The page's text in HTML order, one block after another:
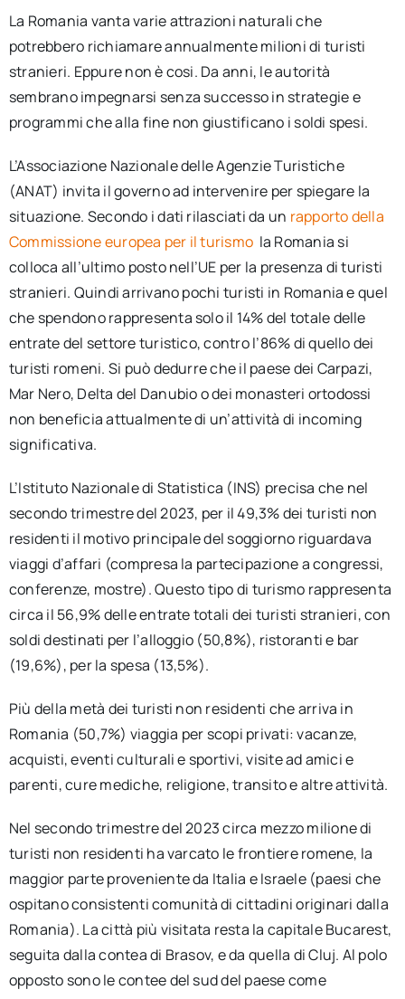
La Romania vanta varie attrazioni naturali che
potrebbero richiamare annualmente milioni di turisti
stranieri. Eppure non è cosi. Da anni, le autorità
sembrano impegnarsi senza successo in strategie e
programmi che alla fine non giustificano i soldi spesi.
L’Associazione Nazionale delle Agenzie Turistiche
(ANAT) invita il governo ad intervenire per spiegare la
situazione. Secondo i dati rilasciati da un rapporto della
Commissione europea per il turismo la Romania si
colloca all’ultimo posto nell’UE per la presenza di turisti
stranieri. Quindi arrivano pochi turisti in Romania e quel
che spendono rappresenta solo il 14% del totale delle
entrate del settore turistico, contro l’86% di quello dei
turisti romeni. Si può dedurre che il paese dei Carpazi,
Mar Nero, Delta del Danubio o dei monasteri ortodossi
non beneficia attualmente di un’attività di incoming
significativa.
L’Istituto Nazionale di Statistica (INS) precisa che nel
secondo trimestre del 2023, per il 49,3% dei turisti non
residenti il motivo principale del soggiorno riguardava
viaggi d’affari (compresa la partecipazione a congressi,
conferenze, mostre). Questo tipo di turismo rappresenta
circa il 56,9% delle entrate totali dei turisti stranieri, con
soldi destinati per l’alloggio (50,8%), ristoranti e bar
(19,6%), per la spesa (13,5%).
Più della metà dei turisti non residenti che arriva in
Romania (50,7%) viaggia per scopi privati: vacanze,
acquisti, eventi culturali e sportivi, visite ad amici e
parenti, cure mediche, religione, transito e altre attività.
Nel secondo trimestre del 2023 circa mezzo milione di
turisti non residenti ha varcato le frontiere romene, la
maggior parte proveniente da Italia e Israele (paesi che
ospitano consistenti comunità di cittadini originari dalla
Romania). La città più visitata resta la capitale Bucarest,
seguita dalla contea di Brasov, e da quella di Cluj. Al polo
opposto sono le contee del sud del paese come